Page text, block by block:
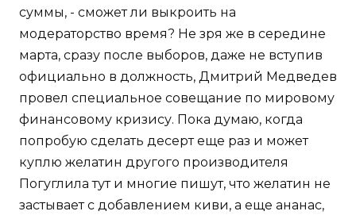
суммы, - сможет ли выкроить на
модераторство время? Не зря же в середине
марта, сразу после выборов, даже не вступив
официально в должность, Дмитрий Медведев
провел специальное совещание по мировому
финансовому кризису. Пока думаю, когда
попробую сделать десерт еще раз и может
куплю желатин другого производителя
Погуглила тут и многие пишут, что желатин не
застывает с добавлением киви, а еще ананас,